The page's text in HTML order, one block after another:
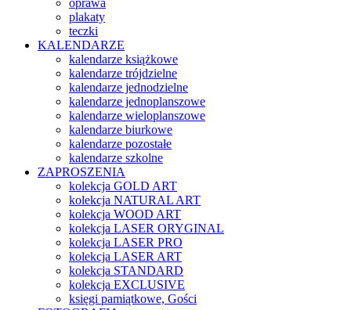
oprawa
plakaty
teczki
KALENDARZE
kalendarze książkowe
kalendarze trójdzielne
kalendarze jednodzielne
kalendarze jednoplanszowe
kalendarze wieloplanszowe
kalendarze biurkowe
kalendarze pozostałe
kalendarze szkolne
ZAPROSZENIA
kolekcja GOLD ART
kolekcja NATURAL ART
kolekcja WOOD ART
kolekcja LASER ORYGINAL
kolekcja LASER PRO
kolekcja LASER ART
kolekcja STANDARD
kolekcja EXCLUSIVE
księgi pamiątkowe, Gości